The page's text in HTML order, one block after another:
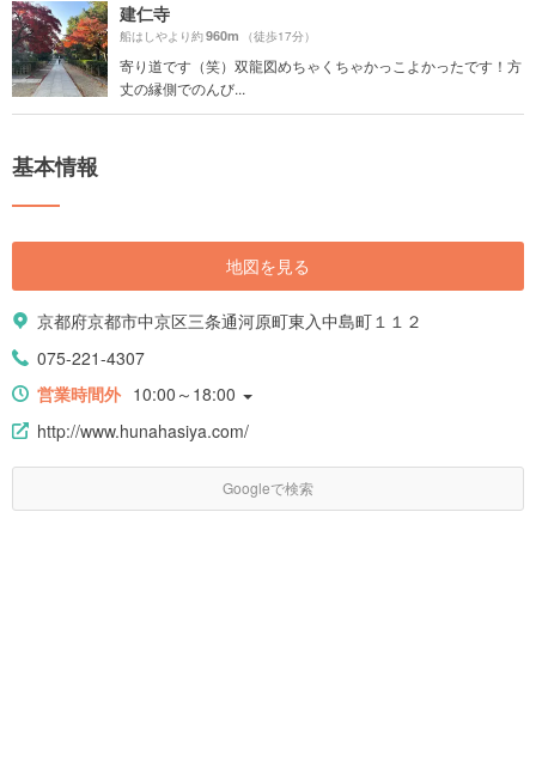
建仁寺
船はしやより約960m （徒歩17分）
寄り道です（笑）双龍図めちゃくちゃかっこよかったです！方
丈の縁側でのんび...
基本情報
地図を見る
京都府京都市中京区三条通河原町東入中島町１１２
075-221-4307
営業時間外 10:00～18:00
http://www.hunahasiya.com/
Googleで検索